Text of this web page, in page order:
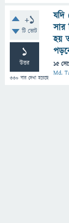
+1
টি ভোট
1
উত্তর
330 বার দেখা হয়েছে
যদি
সার
হয়
15
Md.